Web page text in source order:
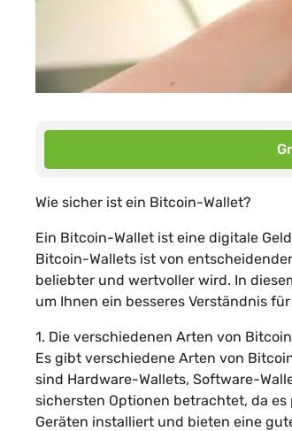
Wie sicher ist ein Bitcoin-Wallet?
Ein Bitcoin-Wallet ist eine digitale
Bitcoin-Wallets ist von
beliebter und wertvoller wird. In
um Ihnen ein besseres Verständnis
1. Die verschiedenen Arten von
Es gibt verschiedene Arten von
sind Hardware-Wallets, Software-
sichersten Optionen betrachtet, da
Geräten installiert und bieten eine